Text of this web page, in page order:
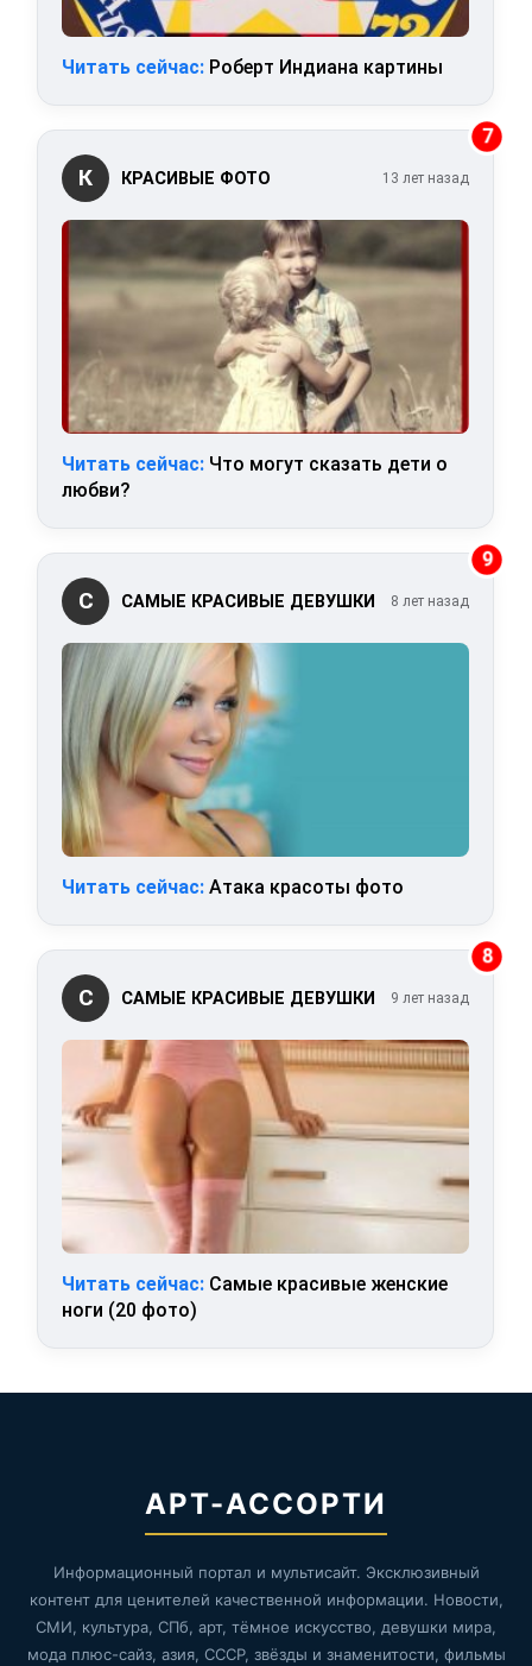
Читать сейчас: Роберт Индиана картины
7
К КРАСИВЫЕ ФОТО 13 лет назад
Читать сейчас: Что могут сказать дети о
любви?
9
С САМЫЕ КРАСИВЫЕ ДЕВУШКИ 8 лет назад
Читать сейчас: Атака красоты фото
8
С САМЫЕ КРАСИВЫЕ ДЕВУШКИ 9 лет назад
Читать сейчас: Самые красивые женские
ноги (20 фото)
АРТ-АССОРТИ
Информационный портал и мультисайт. Эксклюзивный
контент для ценителей качественной информации. Новости,
СМИ, культура, СПб, арт, тёмное искусство, девушки мира,
мода плюс-сайз, азия, СССР, звёзды и знаменитости, фильмы